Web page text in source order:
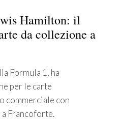
Hamilton: il
da collezione a
Formula 1, ha
per le carte
commerciale con
a Francoforte.